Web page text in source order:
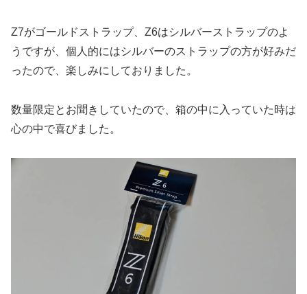
Z7がゴールドストラップ、Z6はシルバーストラップのよ
うですが、個人的にはシルバーのストラップの方が好みだ
ったので、楽しみにしておりました。
数量限定とお聞きしていたので、箱の中に入っていた時は
心の中で喜びました。